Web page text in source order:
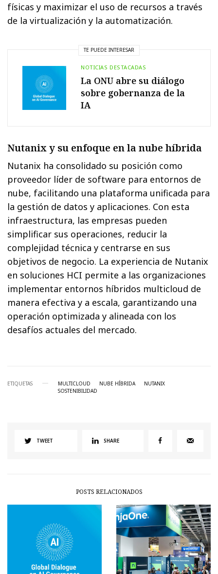
físicas y maximizar el uso de recursos a través
de la virtualización y la automatización.
TE PUEDE INTERESAR
NOTICIAS DESTACADAS
La ONU abre su diálogo
sobre gobernanza de la
IA
Nutanix y su enfoque en la nube híbrida
Nutanix ha consolidado su posición como
proveedor líder de software para entornos de
nube, facilitando una plataforma unificada para
la gestión de datos y aplicaciones. Con esta
infraestructura, las empresas pueden
simplificar sus operaciones, reducir la
complejidad técnica y centrarse en sus
objetivos de negocio. La experiencia de Nutanix
en soluciones HCI permite a las organizaciones
implementar entornos híbridos multicloud de
manera efectiva y a escala, garantizando una
operación optimizada y alineada con los
desafíos actuales del mercado.
ETIQUETAS MULTICLOUD NUBE HÍBRIDA
NUTANIX
SOSTENIBILIDAD
TWEET SHARE
POSTS RELACIONADOS